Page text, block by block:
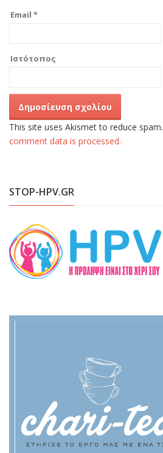
Email *
Ιστότοπος
This site uses Akismet to reduce spam.
comment data is processed.
STOP-HPV.GR